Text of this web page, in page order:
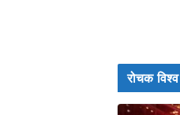
रोचक विश्व